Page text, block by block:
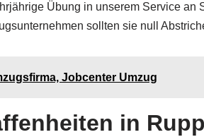
Übung in unserem Service
sollten sie null
Jobcenter Umzug
in